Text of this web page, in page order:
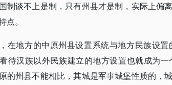
制谈不上是制，只有州县才是制，实际上偏
点。
在地方的中原州县设置系统与地方民族设
待汉族以外民族建立的地方设置也就成为
的州县不能相比，其城是军事城堡性质的，